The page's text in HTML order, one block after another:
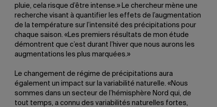
pluie, cela risque d’être intense.» Le chercheur mène une
recherche visant à quantifier les effets de l’augmentation
de la température sur l’intensité des précipitations pour
chaque saison. «Les premiers résultats de mon étude
démontrent que c’est durant l’hiver que nous aurons les
augmentations les plus marquées.»
Le changement de régime de précipitations aura
également un impact sur la variabilité naturelle. «Nous
sommes dans un secteur de l’hémisphère Nord qui, de
tout temps, a connu des variabilités naturelles fortes,